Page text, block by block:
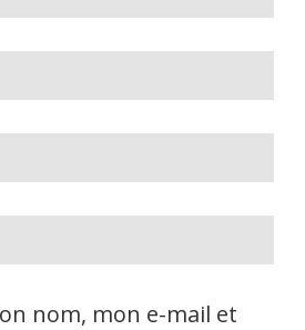
nom, mon e-mail et